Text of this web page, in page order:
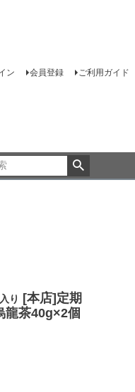
ン 会員登録 ご利用ガイド
り
[本店]定期
龍茶40g×2個